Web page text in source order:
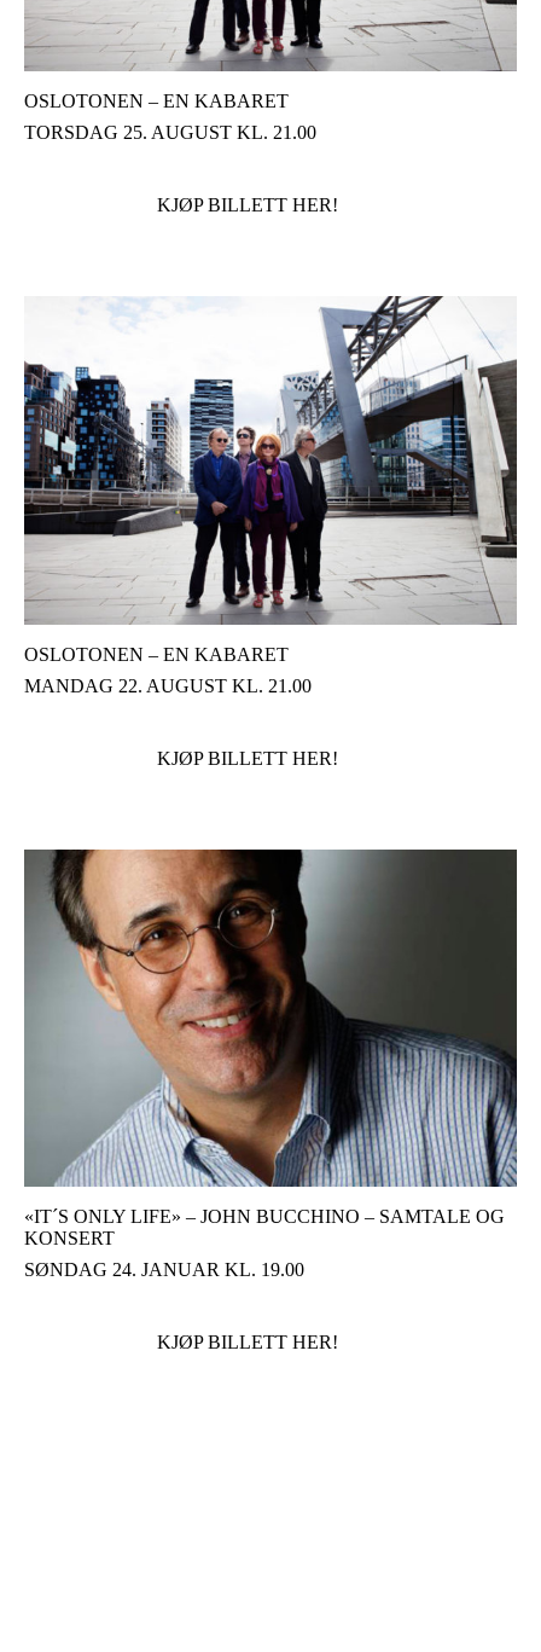
OSLOTONEN – EN KABARET
TORSDAG 25. AUGUST KL. 21.00
KJØP BILLETT HER!
OSLOTONEN – EN KABARET
MANDAG 22. AUGUST KL. 21.00
KJØP BILLETT HER!
«IT´S ONLY LIFE» – JOHN BUCCHINO – SAMTALE OG
KONSERT
SØNDAG 24. JANUAR KL. 19.00
KJØP BILLETT HER!